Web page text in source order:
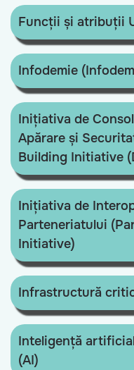
Funcții și atribuții
Infodemie
Inițiativa de
Apărare și
Building Initiative
Inițiativa de
Parteneriatului
Initiative)
Infrastructură
Inteligență
(AI)